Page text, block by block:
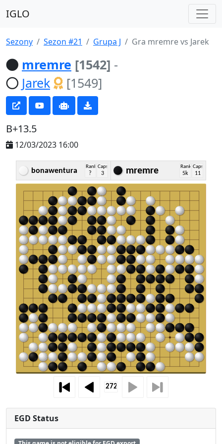
IGLO
Sezony Sezon #21 Grupa J Gra mremre vs Jarek
mremre [1542] -
Jarek
[1549]
B+13.5
12/03/2023 16:00
bonawentura
Rank
?
Caps
3 mremre Rank
5k
Caps
11
EGD Status